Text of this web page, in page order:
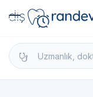
dishekimleri.net